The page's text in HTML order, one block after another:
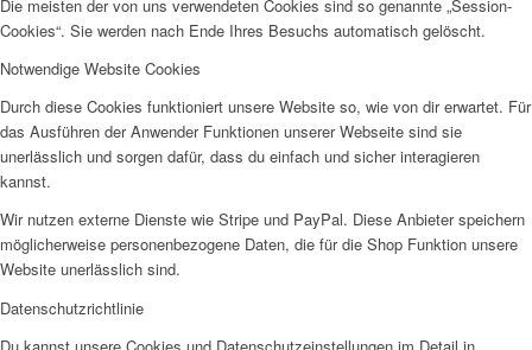
Die meisten der von uns verwendeten Cookies sind so genannte „Session-
Cookies“. Sie werden nach Ende Ihres Besuchs automatisch gelöscht.
Notwendige Website Cookies
Durch diese Cookies funktioniert unsere Website so, wie von dir erwartet. Für
das Ausführen der Anwender Funktionen unserer Webseite sind sie
unerlässlich und sorgen dafür, dass du einfach und sicher interagieren
kannst.
Wir nutzen externe Dienste wie Stripe und PayPal. Diese Anbieter speichern
möglicherweise personenbezogene Daten, die für die Shop Funktion unsere
Website unerlässlich sind.
Datenschutzrichtlinie
Du kannst unsere Cookies und Datenschutzeinstellungen im Detail in